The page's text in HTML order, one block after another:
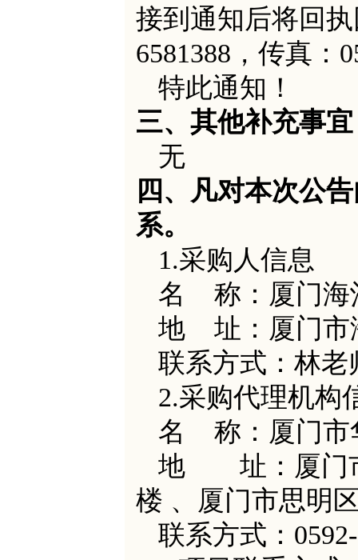
接到通知后将回
6581388 ，传真：
特此通知！
三、其他补充事宜
无
四、凡对本次公
系。
1.采购人信息
名
称：厦门
地
址：厦门
联系方式：林老
2.采购代理机构
名
称：厦门
地 址：厦门
楼 、厦门市思明
联系方式： 0592